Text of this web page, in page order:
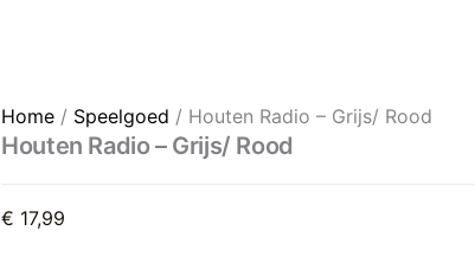
Home / Speelgoed / Houten Radio – Grijs/ Rood
Houten Radio – Grijs/ Rood
€ 17,99
Houten Radio - Grijs/ Rood aantal